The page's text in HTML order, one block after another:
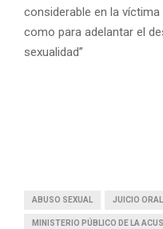
considerable en la
como para adelantar el
sexualidad”
ABUSO SEXUAL JUICIO
MINISTERIO PÚBLICO DE LA